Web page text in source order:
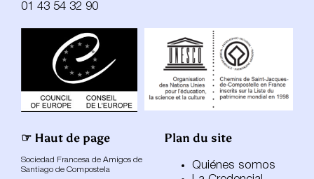
☞ Haut de page
Sociedad Francesa de Amigos de
Santiago de Compostela
01 43 54 32 90
Plan du site
Quiénes somos